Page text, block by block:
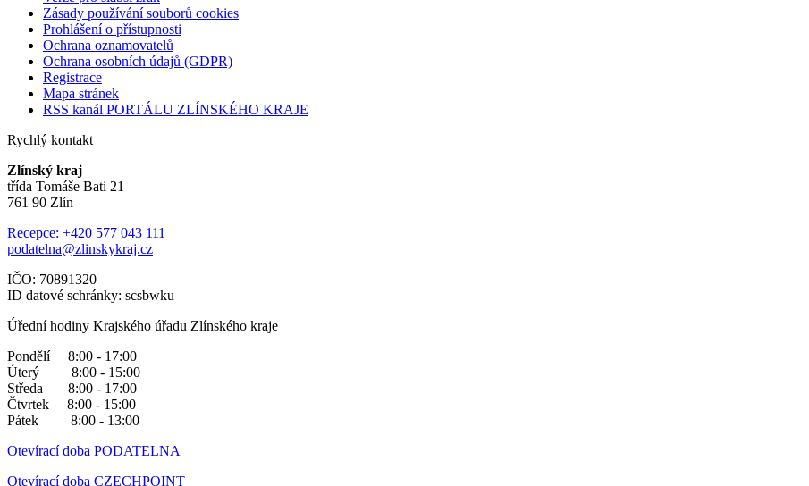
Zásady používání souborů cookies
Prohlášení o přístupnosti
Ochrana oznamovatelů
Ochrana osobních údajů (GDPR)
Registrace
Mapa stránek
RSS kanál PORTÁLU ZLÍNSKÉHO KRAJE
Rychlý kontakt
Zlínský kraj
třída Tomáše Bati 21
761 90 Zlín
Recepce: +420 577 043 111
podatelna@zlinskykraj.cz
IČO: 70891320
ID datové schránky: scsbwku
Úřední hodiny Krajského úřadu Zlínského kraje
Pondělí 8:00 - 17:00
Úterý 8:00 - 15:00
Středa 8:00 - 17:00
Čtvrtek 8:00 - 15:00
Pátek 8:00 - 13:00
Otevírací doba PODATELNA
Otevírací doba CZECHPOINT